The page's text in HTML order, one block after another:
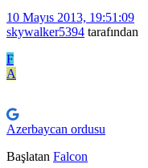
10 Mayıs 2013, 19:51:09
skywalker5394 tarafından
F
A
Azerbaycan ordusu
Başlatan Falcon